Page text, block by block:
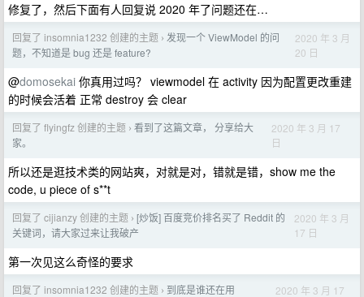
修复了，然后下面有人回复说 2020 年了问题还在…
回复了 insomnia1232 创建的主题 › 发现一个 ViewModel 的问
题，不知道是 bug 还是 feature?
2020 年 3 月
20 日
@domosekai 你真用过吗？ viewmodel 在 activity 因为配置更改重建
的时候会活着 正常 destroy 会 clear
回复了 flyingfz 创建的主题 › 看到了这篇文章， 分享给大
家。
2020 年 3 月 17
日
所以还是逛技术类的网站爽，对就是对，错就是错，show me the
code, u piece of s**t
回复了 cijianzy 创建的主题 › [炒饭] 百度竞价排名买了 Reddit 的
关键词，请大家过来让我破产
2020 年 3 月
17 日
第一次见这么奇怪的要求
回复了 insomnia1232 创建的主题 › 到底是谁还在用 2020 年 3 月 17